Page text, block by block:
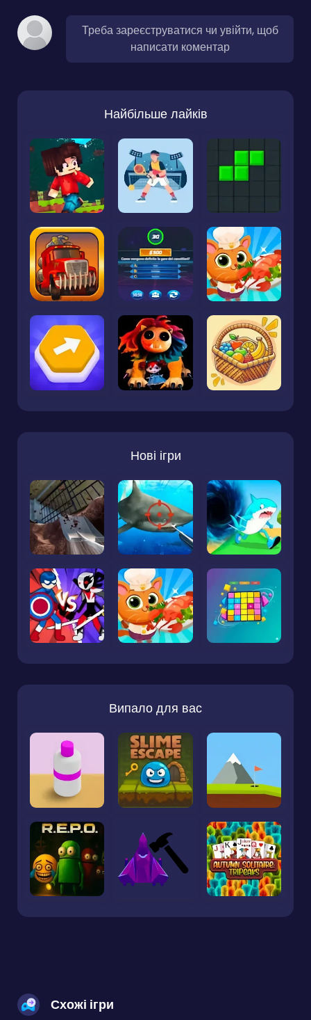
Треба зареєструватися чи увійти, щоб
написати коментар
Найбільше лайків
Нові ігри
Випало для вас
Схожі ігри